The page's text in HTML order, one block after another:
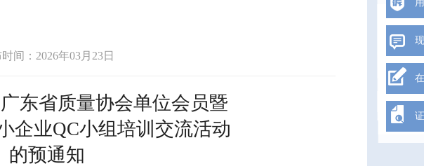
间：2026年03月23日
东省质量协会单位会员暨
企业QC小组培训交流活动
的预通知